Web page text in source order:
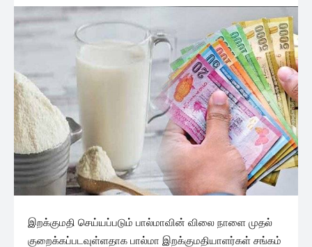
இறக்குமதி செய்யப்படும் பால்மாவின் விலை நாளை முதல்
குறைக்கப்படவுள்ளதாக பால்மா இறக்குமதியாளர்கள் சங்கம்